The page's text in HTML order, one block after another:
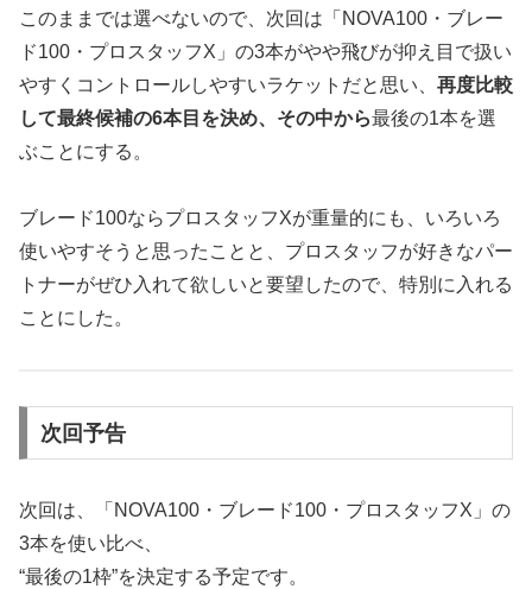
このままでは選べないので、次回は「NOVA100・ブレー
ド100・プロスタッフX」の3本がやや飛びが抑え目で扱い
やすくコントロールしやすいラケットだと思い、 再度比較
して最終候補の6本目を決め、その中から最後の1本を選
ぶことにする。
ブレード100ならプロスタッフXが重量的にも、いろいろ
使いやすそうと思ったことと、プロスタッフが好きなパー
トナーがぜひ入れて欲しいと要望したので、特別に入れる
ことにした。
次回予告
次回は、「NOVA100・ブレード100・プロスタッフX」の
3本を使い比べ、
“最後の1枠”を決定する予定です。